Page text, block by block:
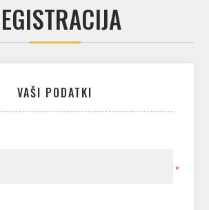
VAŠI PODATKI
*